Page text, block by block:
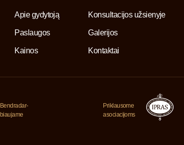
Apie gydytoją Konsultacijos užsienyje
Paslaugos Galerijos
Kainos Kontaktai
Bendradar-
biaujame
Priklausome
asociacijoms